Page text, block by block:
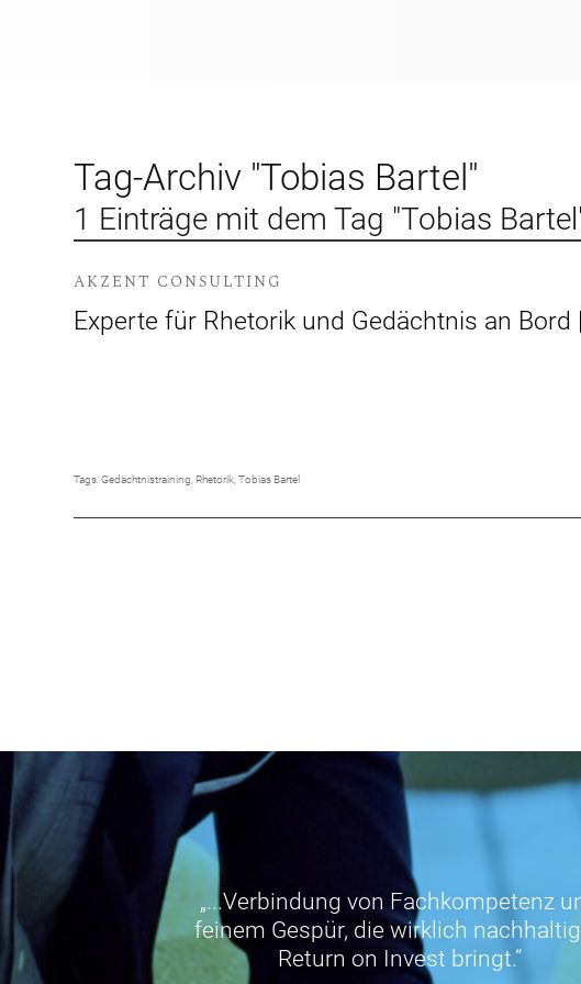
Tag-Archiv "Tobias Bartel"
1 Einträge mit dem Tag "Tobias
AKZENT CONSULTING
Experte für Rhetorik und Gedächtnis an
Tags:Gedächtnistraining Rhetorik ,Tobias Bartel
„...Verbindung von Fachkompetenz
feinem Gespür, die wirklich
Return on Invest bringt.“